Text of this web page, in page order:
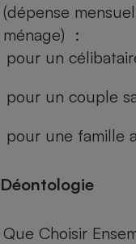
(dépense
ménage) :
pour un
pour un couple
pour une famille
Déontologie
Que Choisir